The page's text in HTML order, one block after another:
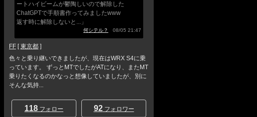
ートハイビームが鬱陶しいので解除した
ChatGPTで手順書作ってみましたwww
返す時に解除しないと...」
何シテル？ 08/05 21:47
FF [東京都 ]
色々と乗り継いできましたが、現在はWRX S4に乗
っています。 ずっとMTでしたがATになり、またMT
乗りたくなるのかなっと想像していましたが、別に
そんな気持...
118 フォロー 92フォロワー